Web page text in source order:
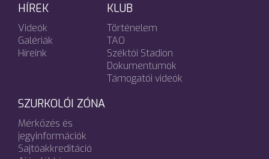
HÍREK
Videók
Galériák
Híreink
KLUB
Történelem
TAO
Széktói Stadion
Dokumentumok
Támogatói videók
SZURKOLÓI ZÓNA
Mérkőzés és
jegyinformációk
Sajtóakkreditáció